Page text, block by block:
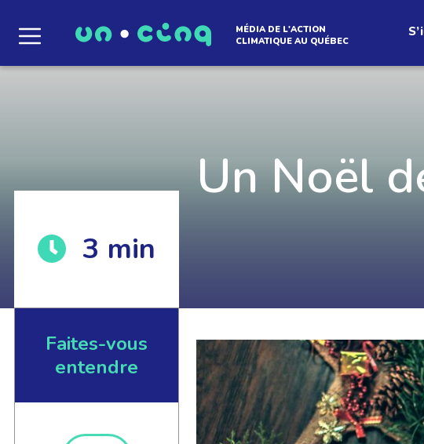
Le média qui
qui créent le mouvement.
MÉDIA DE L'ACTION
CLIMATIQUE AU QUÉBEC
Un Noël
3 min
Faites-vous
entendre